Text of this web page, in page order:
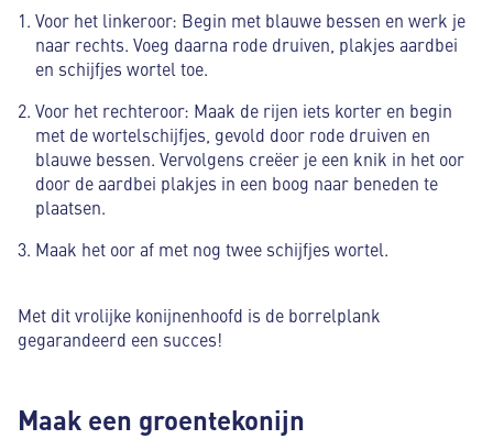
Voor het linkeroor: Begin met blauwe bessen en werk je
naar rechts. Voeg daarna rode druiven, plakjes aardbei
en schijfjes wortel toe.
Voor het rechteroor: Maak de rijen iets korter en begin
met de wortelschijfjes, gevold door rode druiven en
blauwe bessen. Vervolgens creëer je een knik in het oor
door de aardbei plakjes in een boog naar beneden te
plaatsen.
Maak het oor af met nog twee schijfjes wortel.
Met dit vrolijke konijnenhoofd is de borrelplank
gegarandeerd een succes!
Maak een groentekonijn